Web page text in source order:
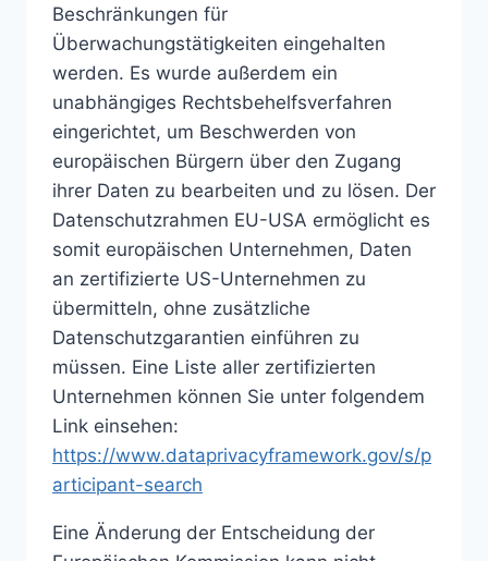
Beschränkungen für
Überwachungstätigkeiten eingehalten
werden. Es wurde außerdem ein
unabhängiges Rechtsbehelfsverfahren
eingerichtet, um Beschwerden von
europäischen Bürgern über den Zugang
ihrer Daten zu bearbeiten und zu lösen. Der
Datenschutzrahmen EU-USA ermöglicht es
somit europäischen Unternehmen, Daten
an zertifizierte US-Unternehmen zu
übermitteln, ohne zusätzliche
Datenschutzgarantien einführen zu
müssen. Eine Liste aller zertifizierten
Unternehmen können Sie unter folgendem
Link einsehen:
https://www.dataprivacyframework.gov/s/p
articipant-search
Eine Änderung der Entscheidung der